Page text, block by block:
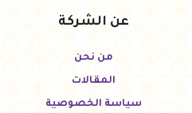
عن الشركة
من نحن
المقالات
سياسة الخصوصية